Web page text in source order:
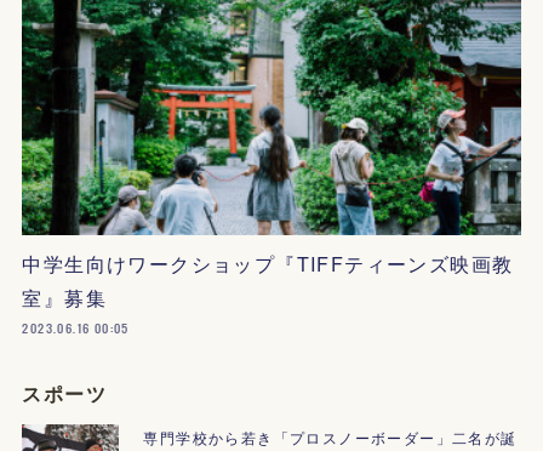
中学生向けワークショップ『TIFFティーンズ映画教
室』募集
2023.06.16 00:05
スポーツ
専門学校から若き「プロスノーボーダー」二名が誕